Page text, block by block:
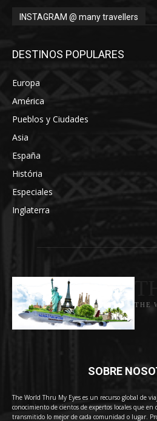
INSTAGRAM @ many travellers
DESTINOS POPULARES
Europa
América
Pueblos y Ciudades
Asia
España
História
Especiales
Inglaterra
THE
SOBRE
The World Thru My Eyes es un recurso global de
conocimiento de cientos de expertos locales que en
transmitido lo mejor de cada comunidad o lugar.